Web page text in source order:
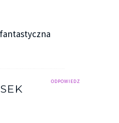
ODPOWIEDZ